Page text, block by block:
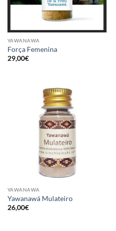
YAWANAWA
Força Femenina
29,00€
YAWANAWA
Yawanawá Mulateiro
26,00€